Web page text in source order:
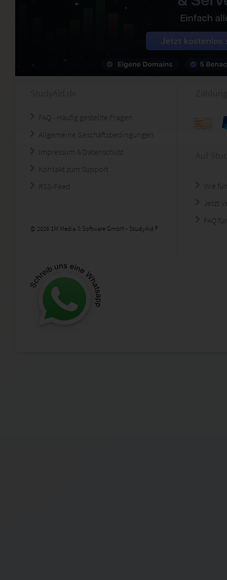
FAQ - Häufig gestellte Fragen
Allgemeine Geschäftsbedingungen
Impressum & Datenschutz
Kontakt zum Support
RSS-Feed
© 2026 1M Media & Software GmbH - StudyAid ®
Wie
Jetzt
FAQ